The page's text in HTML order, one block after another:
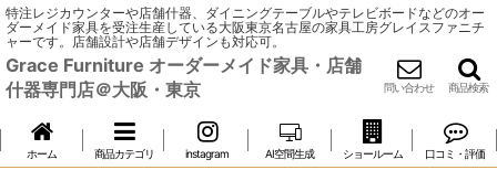
特注レジカウンターや店舗什器、ダイニングテーブルやテレビボードなどのオー
ダーメイド家具を受注生産している大阪東京名古屋の家具工房グレイスファニチ
ャーです。店舗設計や店舗デザインも対応可。
Grace Furniture オーダーメイド家具・店舗
什器専門店＠大阪・東京
問い合わせ 商品検索
ホーム 商品カテゴリ instagram AI空間生成 ショールーム 口コミ・評価